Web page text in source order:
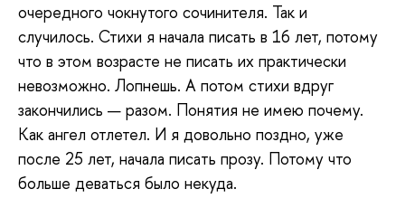
очередного чокнутого сочинителя. Так и
случилось. Стихи я начала писать в 16 лет, потому
что в этом возрасте не писать их практически
невозможно. Лопнешь. А потом стихи вдруг
закончились — разом. Понятия не имею почему.
Как ангел отлетел. И я довольно поздно, уже
после 25 лет, начала писать прозу. Потому что
больше деваться было некуда.